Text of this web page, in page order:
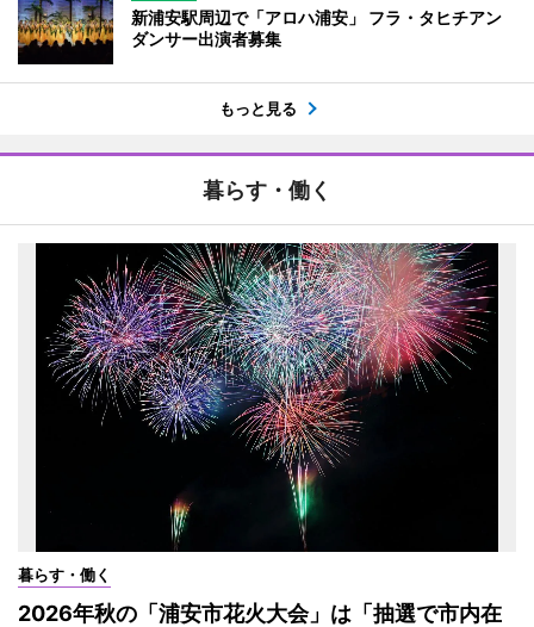
新浦安駅周辺で「アロハ浦安」 フラ・タヒチアン
ダンサー出演者募集
もっと見る
暮らす・働く
暮らす・働く
2026年秋の「浦安市花火大会」は「抽選で市内在